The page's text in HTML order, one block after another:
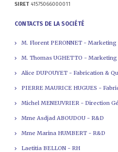
SIRET 41575066000011
CONTACTS DE LA SOCIÉTÉ
M. Florent PERONNET -
M. Thomas UGHETTO -
Alice DUPOUYET - Fabrication &
PIERRE MAURICE HUGUES -
Michel MENEUVRIER - Direction
Mme Asdjad ABOUDOU - R&D
Mme Marina HUMBERT - R&D
Laetitia BELLON - RH